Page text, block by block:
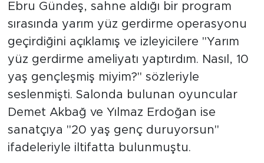
Ebru Gündeş, sahne aldığı bir program
sırasında yarım yüz gerdirme operasyonu
geçirdiğini açıklamış ve izleyicilere "Yarım
yüz gerdirme ameliyatı yaptırdım. Nasıl, 10
yaş gençleşmiş miyim?" sözleriyle
seslenmişti. Salonda bulunan oyuncular
Demet Akbağ ve Yılmaz Erdoğan ise
sanatçıya "20 yaş genç duruyorsun"
ifadeleriyle iltifatta bulunmuştu.